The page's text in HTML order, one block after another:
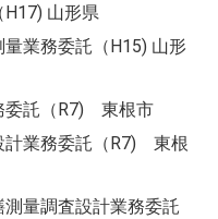
山形県
業務委託（H15) 山形
委託（R7) 東根市
計業務委託（R7) 東根
量調査設計業務委託